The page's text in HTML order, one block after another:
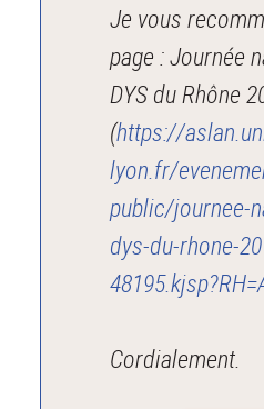
Je vous
page : Journée
DYS du Rhône
(https://
lyon.fr/
public/journee-
dys-du-rhone-
Cordialement.